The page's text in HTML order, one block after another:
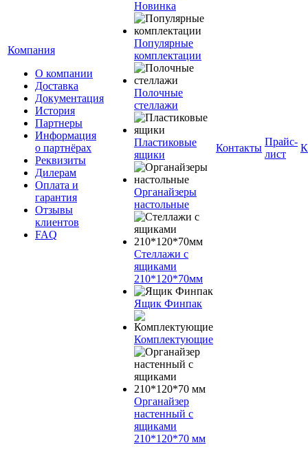
Компания
О компании
Доставка
Документация
История
Партнеры
Информация
о партнёрах
Реквизиты
Дилерам
Оплата и
гарантия
Отзывы
клиентов
FAQ
Новинка
Популярные
комплектации
Полочные
стеллажи
Пластиковые
ящики
Органайзеры
настольные
Стеллажи с
ящиками
210*120*70мм
Ящик Финпак
Комплектующие
Органайзер
настенный с
ящиками
210*120*70 мм
Контакты
Прайс-
лист